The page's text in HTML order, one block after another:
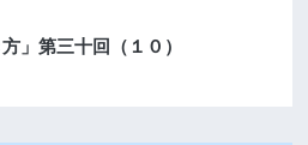
」第三十回（１０）